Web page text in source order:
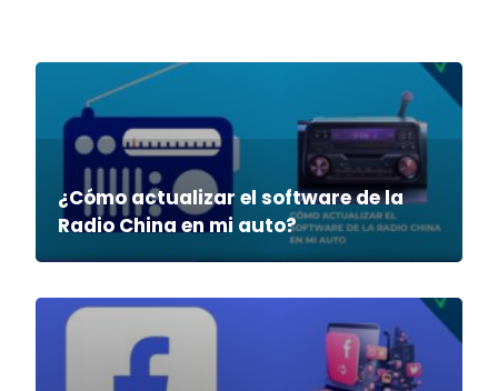
¿Cómo actualizar el software de la
Radio China en mi auto?